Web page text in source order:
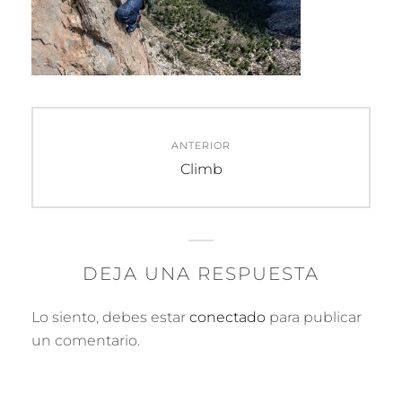
entradas
ANTERIOR
Entrada
Climb
DEJA UNA RESPUESTA
Lo siento, debes estar conectado para publicar
un comentario.